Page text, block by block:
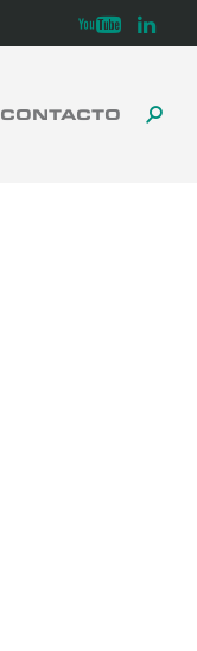
Youtube
CONTACTO
CERRAR